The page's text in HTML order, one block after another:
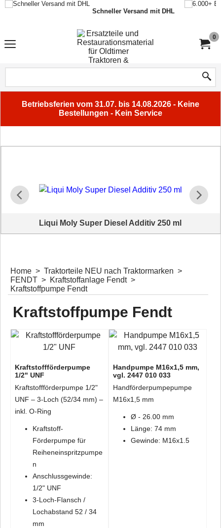
Schneller Versand mit DHL
0
Betriebsferien vom 31.07. bis 14.08.2026 - Keine
Bestellungen - Kein Service
Liqui Moly Super Diesel Additiv 250 ml
•für schwefelarme Dieselkraftstoffe
•gewährleistet geringeren Kraftstoffverbrauch
•guter Korrosionsschutz
•hält das Kraftstoffsystem sauber
•Kat-getestet
•optimiert Motorleistung
•verhindert die Bildung von Ablagerungen
•hät Einspritzdüsen sauber
Home > Traktorteile NEU nach Traktormarken >
FENDT > Kraftstoffanlage Fendt>
Kraftstoffpumpe Fendt
Kraftstoffpumpe Fendt
Kraftstoffförderpumpe
1/2" UNF
Kraftstoffförderpumpe 1/2"
UNF – 3-Loch (52/34 mm) –
inkl. O-Ring
Kraftstoff-
Förderpumpe für
Reiheneinspritzpumpe
n
Anschlussgewinde:
1/2" UNF
3-Loch-Flansch /
Lochabstand 52 / 34
mm
Handpumpe M16x1,5 mm,
vgl. 2447 010 033
Handförderpumpepumpe
M16x1,5 mm
Ø - 26.00 mm
Länge: 74 mm
Gewinde: M16x1.5